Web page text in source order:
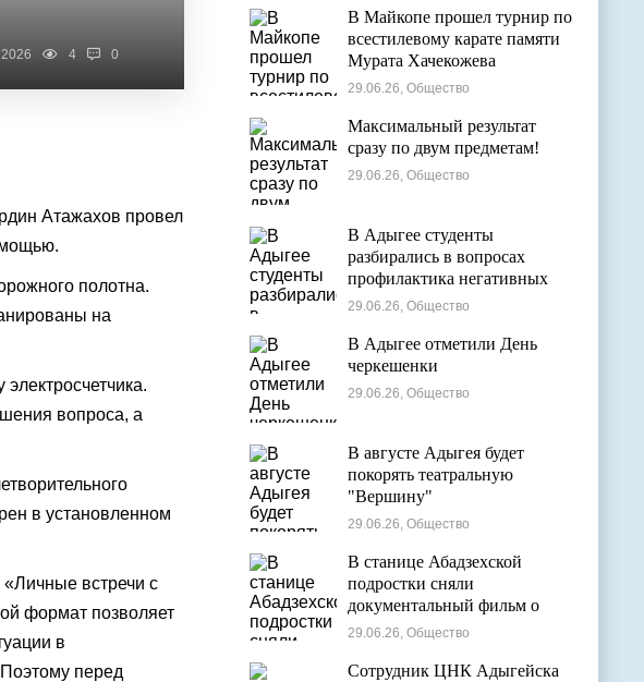
4 0
Атажахов провел
полотна.
на
вопроса, а
в установленном
встречи с
формат позволяет
в
перед
В Майкопе прошел турнир по
всестилевому карате памяти
Мурата Хачекожева
29.06.26, Общество
Максимальный результат
сразу по двум предметам!
29.06.26, Общество
В Адыгее студенты
разбирались в вопросах
профилактика негативных
явлений в молодежной среде
29.06.26, Общество
В Адыгее отметили День
черкешенки
29.06.26, Общество
В августе Адыгея будет
покорять театральную
"Вершину"
29.06.26, Общество
В станице Абадзехской
подростки сняли
документальный фильм о
цирковой студии
29.06.26, Общество
Сотрудник ЦНК Адыгейска